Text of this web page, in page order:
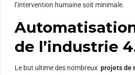
l’intervention humaine soit minimale.
de l’industrie
Le but ultime des nombreux projets de